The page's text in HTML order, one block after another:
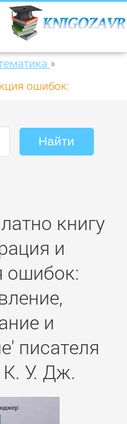
»
ошибок:
книгу
и
ошибок:
и
писателя
У. Дж.